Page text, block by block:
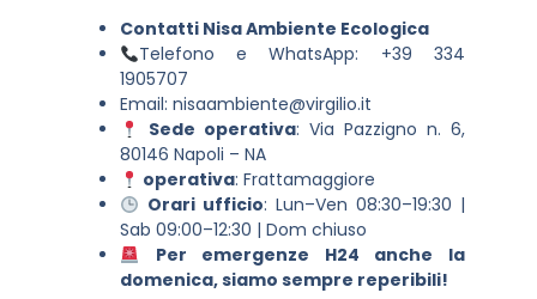
Contatti Nisa Ambiente Ecologica
Telefono e WhatsApp: +39 334
1905707
Email: nisaambiente@virgilio.it
Sede operativa: Via Pazzigno n. 6,
80146 Napoli – NA
operativa: Frattamaggiore
Orari ufficio: Lun–Ven 08:30–19:30 |
Sab 09:00–12:30 | Dom chiuso
Per emergenze H24 anche la
domenica, siamo sempre reperibili!